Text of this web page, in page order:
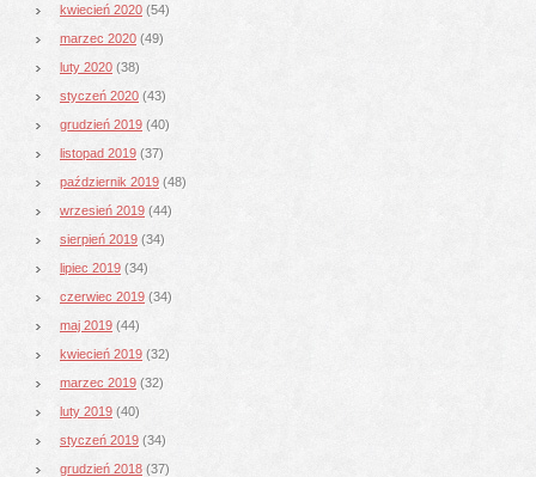
kwiecień 2020 (54)
marzec 2020 (49)
luty 2020 (38)
styczeń 2020 (43)
grudzień 2019 (40)
listopad 2019 (37)
październik 2019 (48)
wrzesień 2019 (44)
sierpień 2019 (34)
lipiec 2019 (34)
czerwiec 2019 (34)
maj 2019 (44)
kwiecień 2019 (32)
marzec 2019 (32)
luty 2019 (40)
styczeń 2019 (34)
grudzień 2018 (37)